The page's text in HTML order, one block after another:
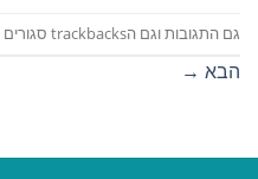
גם התגובות וגם הtrackbacks סגורים כרגע.
הבא →